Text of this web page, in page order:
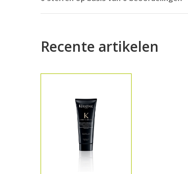
Recente artikelen